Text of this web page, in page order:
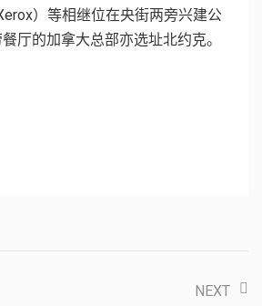
）等相继位在央街两旁兴建公
厅的加拿大总部亦选址北约克。
NEXT